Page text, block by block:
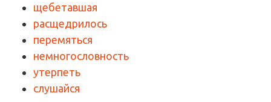
щебетавшая
расщедрилось
перемяться
немногословность
утерпеть
слушайся